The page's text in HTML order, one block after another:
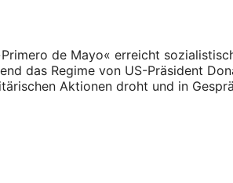
de Mayo« erreicht
das Regime von US-Präsident
Aktionen droht und in